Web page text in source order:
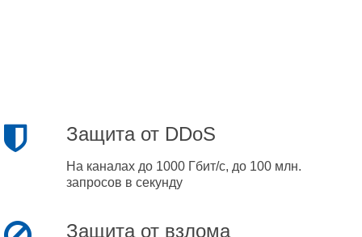
Защита от DDoS
На каналах до 1000 Гбит/с, до 100 млн.
запросов в секунду
Защита от взлома